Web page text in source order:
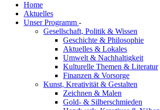
Home
Aktuelles
Unser Programm -
Gesellschaft, Politik & Wissen
Geschichte & Philosophie
Aktuelles & Lokales
Umwelt & Nachhaltigkeit
Kulturelle Themen & Literatur
Finanzen & Vorsorge
Kunst, Kreativität & Gestalten
Zeichnen & Malen
Gold- & Silberschmieden